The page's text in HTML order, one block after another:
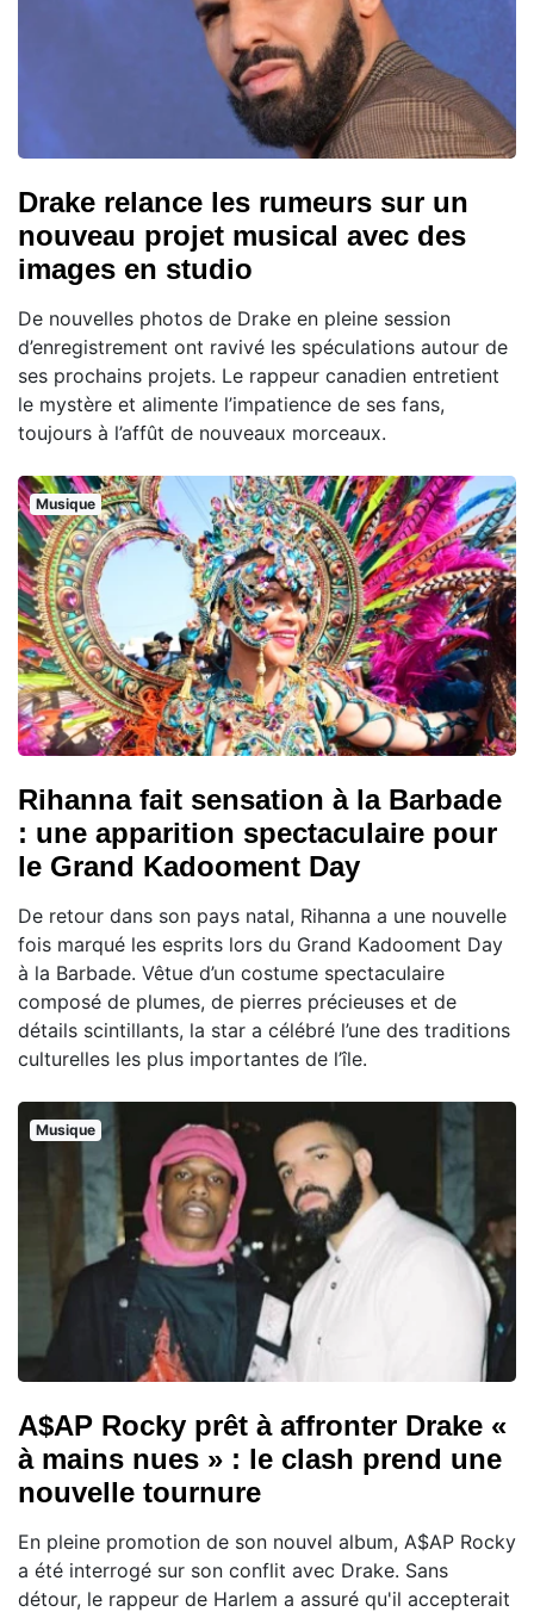
Drake relance les rumeurs sur un
nouveau projet musical avec des
images en studio
De nouvelles photos de Drake en pleine session
d’enregistrement ont ravivé les spéculations autour de
ses prochains projets. Le rappeur canadien entretient
le mystère et alimente l’impatience de ses fans,
toujours à l’affût de nouveaux morceaux.
Musique
Rihanna fait sensation à la Barbade
: une apparition spectaculaire pour
le Grand Kadooment Day
De retour dans son pays natal, Rihanna a une nouvelle
fois marqué les esprits lors du Grand Kadooment Day
à la Barbade. Vêtue d’un costume spectaculaire
composé de plumes, de pierres précieuses et de
détails scintillants, la star a célébré l’une des traditions
culturelles les plus importantes de l’île.
Musique
A$AP Rocky prêt à affronter Drake «
à mains nues » : le clash prend une
nouvelle tournure
En pleine promotion de son nouvel album, A$AP Rocky
a été interrogé sur son conflit avec Drake. Sans
détour, le rappeur de Harlem a assuré qu'il accepterait